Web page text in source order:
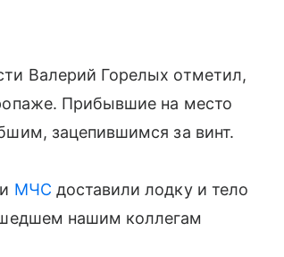
Валерий Горелых отметил,
Прибывшие на место
зацепившимся за винт.
МЧС доставили лодку и тело
нашим коллегам